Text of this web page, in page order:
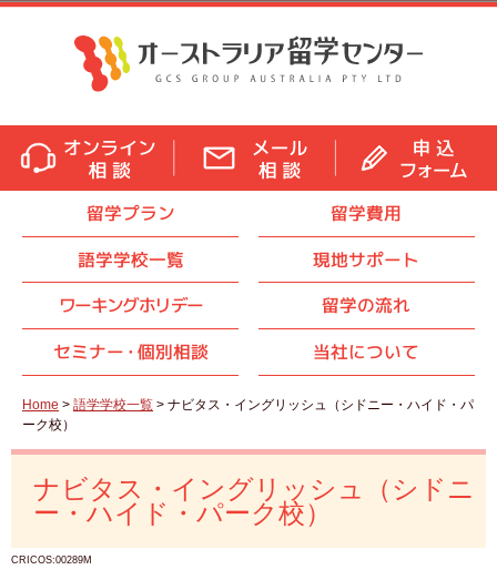
留学プラン
留学費用
語学学校一覧
現地サポート
ワーキングホリデー
留学の流れ
セミナー・ 個別相談 当社について
Home > 語学学校一覧 > ナビタス・イングリッシュ（シドニー・ハイド・パ
ーク校）
ナビタス・イングリッシュ（シドニ
ー・ハイド・パーク校）
CRICOS:00289M